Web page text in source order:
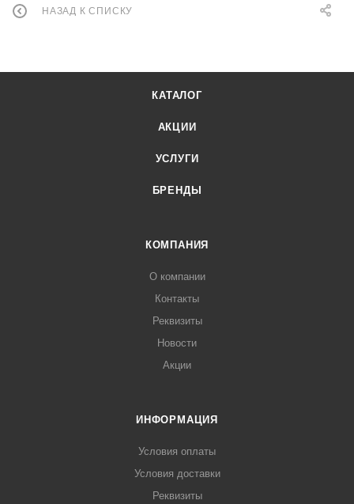
НАЗАД К СПИСКУ
КАТАЛОГ
АКЦИИ
УСЛУГИ
БРЕНДЫ
КОМПАНИЯ
О компании
Контакты
Реквизиты
Новости
Акции
ИНФОРМАЦИЯ
Условия оплаты
Условия доставки
Реквизиты